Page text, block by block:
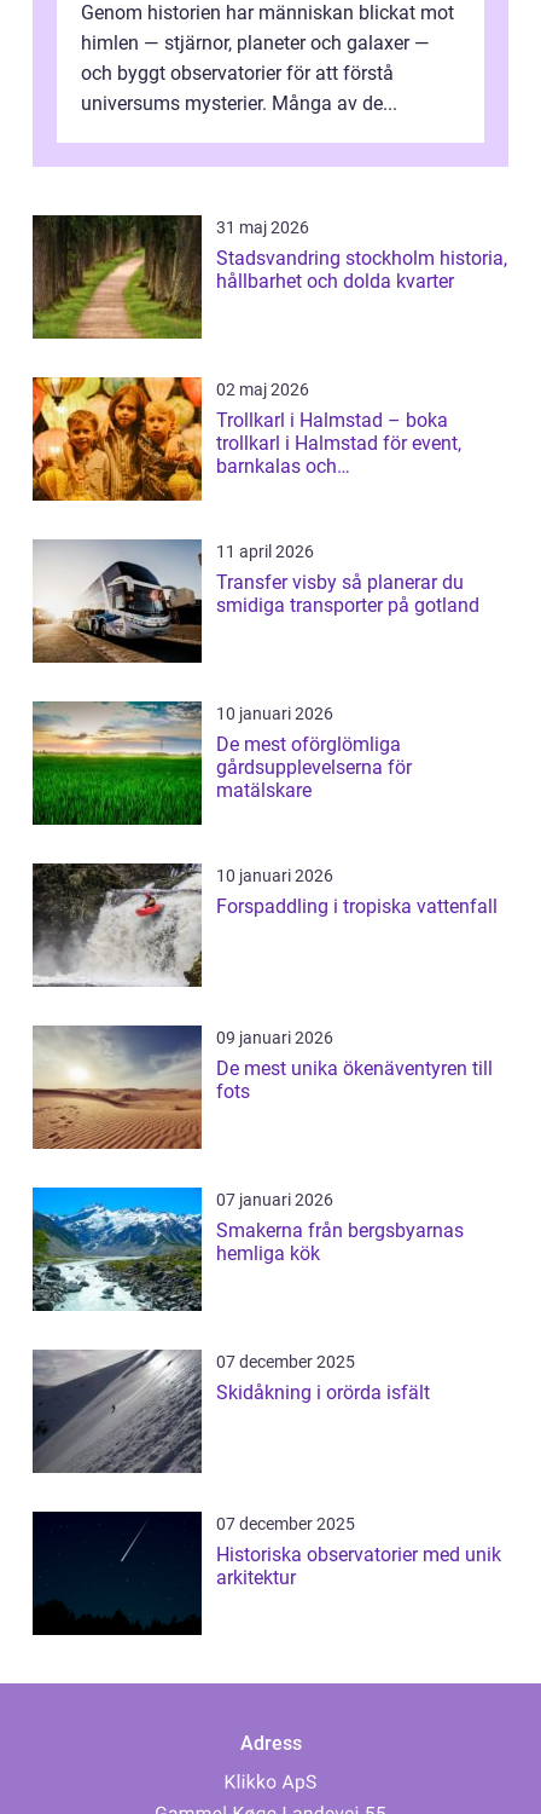
Genom historien har människan blickat mot
himlen — stjärnor, planeter och galaxer —
och byggt observatorier för att förstå
universums mysterier. Många av de...
31 maj 2026
Stadsvandring stockholm historia,
hållbarhet och dolda kvarter
02 maj 2026
Trollkarl i Halmstad – boka
trollkarl i Halmstad för event,
barnkalas och
11 april 2026
Transfer visby så planerar du
smidiga transporter på gotland
10 januari 2026
De mest oförglömliga
gårdsupplevelserna för
matälskare
10 januari 2026
Forspaddling i tropiska vattenfall
09 januari 2026
De mest unika ökenäventyren till
fots
07 januari 2026
Smakerna från bergsbyarnas
hemliga kök
07 december 2025
Skidåkning i orörda isfält
07 december 2025
Historiska observatorier med unik
arkitektur
Adress